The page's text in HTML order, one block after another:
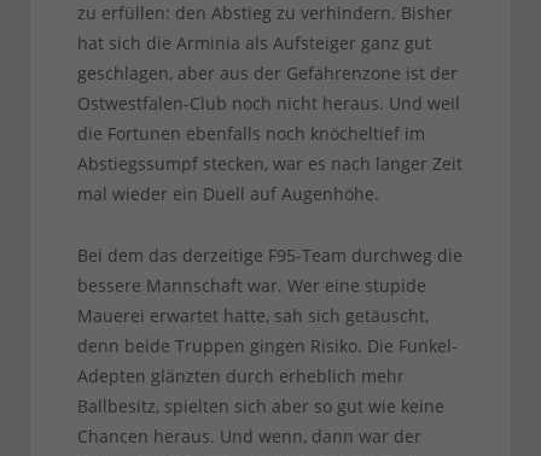
zu erfüllen: den Abstieg zu verhindern. Bisher
hat sich die Arminia als Aufsteiger ganz gut
geschlagen, aber aus der Gefahrenzone ist der
Ostwestfalen-Club noch nicht heraus. Und weil
die Fortunen ebenfalls noch knöcheltief im
Abstiegssumpf stecken, war es nach langer Zeit
mal wieder ein Duell auf Augenhöhe.
Bei dem das derzeitige F95-Team durchweg die
bessere Mannschaft war. Wer eine stupide
Mauerei erwartet hatte, sah sich getäuscht,
denn beide Truppen gingen Risiko. Die Funkel-
Adepten glänzten durch erheblich mehr
Ballbesitz, spielten sich aber so gut wie keine
Chancen heraus. Und wenn, dann war der